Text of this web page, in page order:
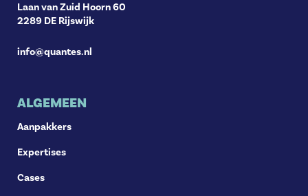
Laan van Zuid Hoorn 60
2289 DE Rijswijk
info@quantes.nl
ALGEMEEN
Aanpakkers
Expertises
Cases